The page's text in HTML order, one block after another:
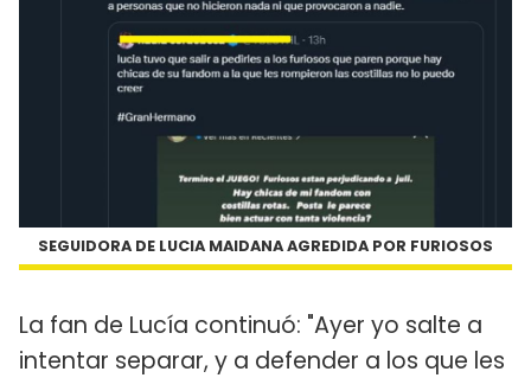
SEGUIDORA DE LUCIA MAIDANA AGREDIDA POR FURIOSOS
La fan de Lucía continuó: "Ayer yo salte a
intentar separar, y a defender a los que les